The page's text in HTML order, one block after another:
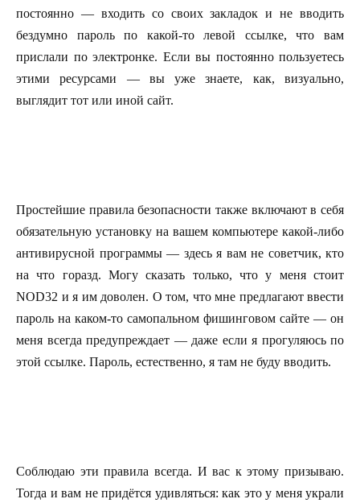
постоянно — входить со своих закладок и не вводить
бездумно пароль по какой-то левой ссылке, что вам
прислали по электронке. Если вы постоянно пользуетесь
этими ресурсами — вы уже знаете, как, визуально,
выглядит тот или иной сайт.
Простейшие правила безопасности также включают в себя
обязательную установку на вашем компьютере какой-либо
антивирусной программы — здесь я вам не советчик, кто
на что горазд. Могу сказать только, что у меня стоит
NOD32 и я им доволен. О том, что мне предлагают ввести
пароль на каком-то самопальном фишинговом сайте — он
меня всегда предупреждает — даже если я прогуляюсь по
этой ссылке. Пароль, естественно, я там не буду вводить.
Соблюдаю эти правила всегда. И вас к этому призываю.
Тогда и вам не придётся удивляться: как это у меня украли